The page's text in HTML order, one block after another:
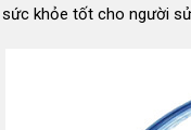
khỏe tốt cho người